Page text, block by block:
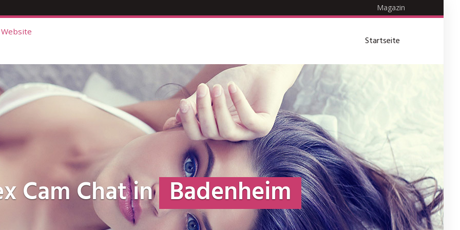
Magazin
Startseite
Cam Chat in Badenheim